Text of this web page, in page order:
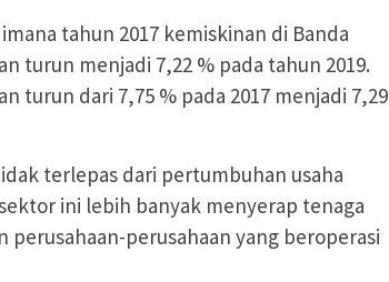
tahun 2017 kemiskinan di Banda
turun menjadi 7,22 % pada tahun 2019.
turun dari 7,75 % pada 2017 menjadi 7,29
terlepas dari pertumbuhan usaha
ini lebih banyak menyerap tenaga
perusahaan yang beroperasi